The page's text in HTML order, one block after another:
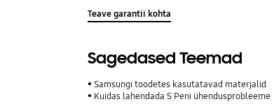
Teave garantii kohta
Sagedased Teemad
Samsungi toodetes kasutatavad materjalid
Kuidas lahendada S Peni ühendusprobleeme